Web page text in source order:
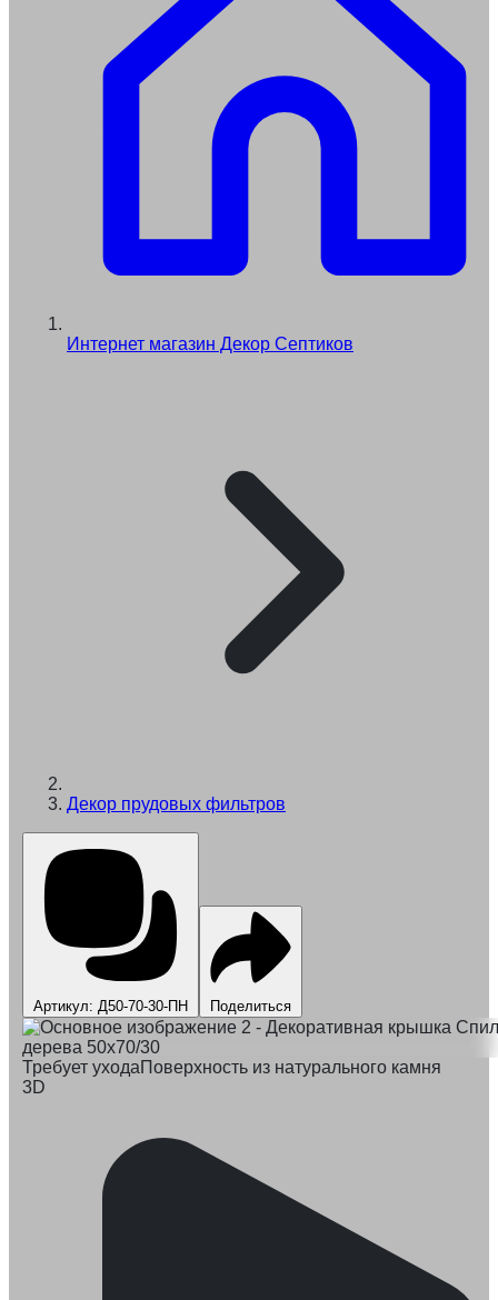
Интернет магазин Декор Септиков
Декор прудовых фильтров
Артикул: Д50-70-30-ПН Поделиться
Требует уходаПоверхность из натурального камня
3D